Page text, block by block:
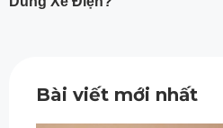
Bài viết mới nhất